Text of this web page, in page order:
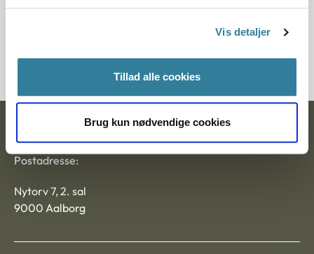
Vis detaljer
Tillad alle cookies
Brug kun nødvendige cookies
Ankestyrelsen
Postadresse:
Nytorv 7, 2. sal
9000 Aalborg